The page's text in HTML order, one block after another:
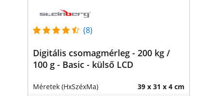
(8)
Digitális csomagmérleg - 200 kg /
100 g - Basic - külső LCD
Méretek (HxSzéxMa) 39 x 31 x 4 cm